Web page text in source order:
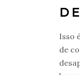
Isso
de